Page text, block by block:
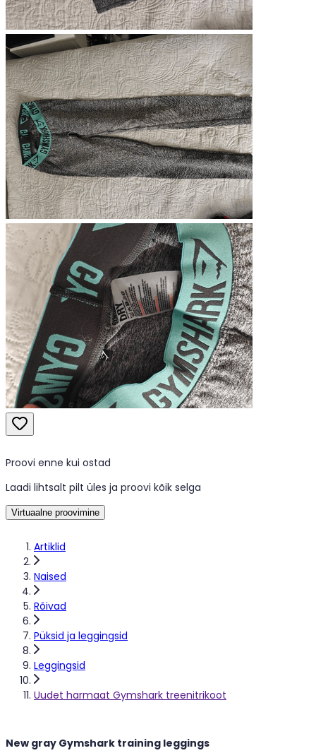
Artiklid
Naised
Rõivad
Püksid ja leggingsid
Leggingsid
Uudet harmaat Gymshark treenitrikoot
Proovi enne kui ostad
Laadi lihtsalt pilt üles ja proovi kõik selga
Virtuaalne proovimine
New gray Gymshark training leggings